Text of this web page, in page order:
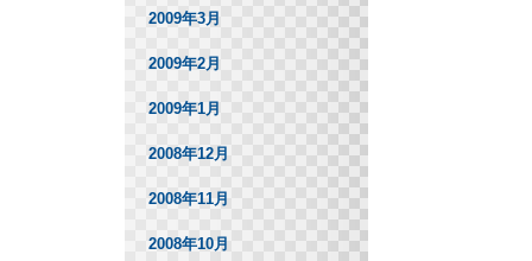
2009年3月
2009年2月
2009年1月
2008年12月
2008年11月
2008年10月